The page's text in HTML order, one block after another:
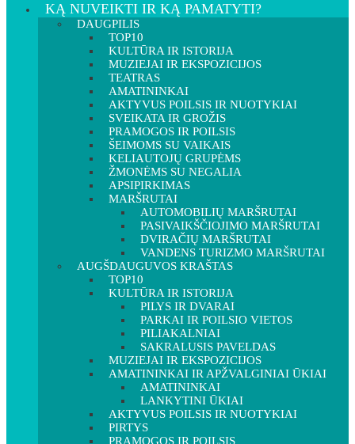
KĄ NUVEIKTI IR KĄ PAMATYTI?
DAUGPILIS
TOP10
KULTŪRA IR ISTORIJA
MUZIEJAI IR EKSPOZICIJOS
TEATRAS
AMATININKAI
AKTYVUS POILSIS IR NUOTYKIAI
SVEIKATA IR GROŽIS
PRAMOGOS IR POILSIS
ŠEIMOMS SU VAIKAIS
KELIAUTOJŲ GRUPĖMS
ŽMONĖMS SU NEGALIA
APSIPIRKIMAS
MARŠRUTAI
AUTOMOBILIŲ MARŠRUTAI
PASIVAIKŠČIOJIMO MARŠRUTAI
DVIRAČIŲ MARŠRUTAI
VANDENS TURIZMO MARŠRUTAI
AUGŠDAUGUVOS KRAŠTAS
TOP10
KULTŪRA IR ISTORIJA
PILYS IR DVARAI
PARKAI IR POILSIO VIETOS
PILIAKALNIAI
SAKRALUSIS PAVELDAS
MUZIEJAI IR EKSPOZICIJOS
AMATININKAI IR APŽVALGINIAI ŪKIAI
AMATININKAI
LANKYTINI ŪKIAI
AKTYVUS POILSIS IR NUOTYKIAI
PIRTYS
PRAMOGOS IR POILSIS